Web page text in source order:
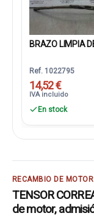
BRAZO LIMPIA
Ref. 1022795
14,52 €
IVA incluido
En stock
RECAMBIO DE
TENSOR
de motor,